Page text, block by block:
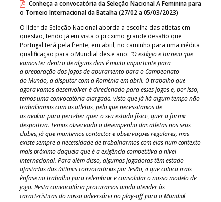
Conheça a convocatória da Seleção Nacional A Feminina para
o Torneio Internacional da Batalha (27/02 a 05/03/2023)
O líder da Seleção Nacional aborda a escolha das atletas em
questão, tendo já em vista o próximo grande desafio que
Portugal terá pela frente, em abril, no caminho para uma inédita
qualificação para o Mundial deste ano: “O estágio e torneio que
vamos ter dentro de alguns dias é muito importante para
a preparação dos jogos de apuramento para o Campeonato
do Mundo, a disputar com a Roménia em abril. O trabalho que
agora vamos desenvolver é direcionado para esses jogos e, por isso,
temos uma convocatória alargada, visto que já há algum tempo não
trabalhamos com as atletas, pelo que necessitamos de
as avaliar para perceber quer o seu estado físico, quer a forma
desportiva. Temos observado o desempenho das atletas nos seus
clubes, já que mantemos contactos e observações regulares, mas
existe sempre a necessidade de trabalharmos com elas num contexto
mais próximo daquela que é a exigência competitiva a nível
internacional. Para além disso, algumas jogadoras têm estado
afastadas das últimas convocatórias por lesão, o que coloca mais
ênfase no trabalho para relembrar e consolidar o nosso modelo de
jogo. Nesta convocatória procuramos ainda atender às
características do nosso adversário no play-off para o Mundial